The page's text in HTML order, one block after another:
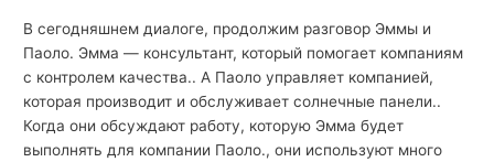
В сегодняшнем диалоге, продолжим разговор Эммы и
Паоло. Эмма — консультант, который помогает компаниям
с контролем качества.. А Паоло управляет компанией,
которая производит и обслуживает солнечные панели..
Когда они обсуждают работу, которую Эмма будет
выполнять для компании Паоло., они используют много